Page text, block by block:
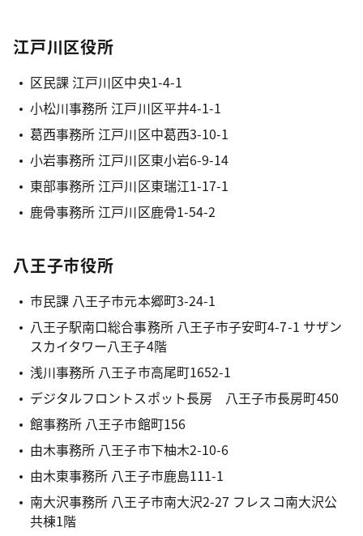
江戸川区役所
区民課 江戸川区中央1-4-1
小松川事務所 江戸川区平井4-1-1
葛西事務所 江戸川区中葛西3-10-1
小岩事務所 江戸川区東小岩6-9-14
東部事務所 江戸川区東瑞江1-17-1
鹿骨事務所 江戸川区鹿骨1-54-2
八王子市役所
市民課 八王子市元本郷町3-24-1
八王子駅南口総合事務所 八王子市子安町4-7-1 サザン
スカイタワー八王子4階
浅川事務所 八王子市高尾町1652-1
デジタルフロントスポット長房 八王子市長房町450
館事務所 八王子市館町156
由木事務所 八王子市下柚木2-10-6
由木東事務所 八王子市鹿島111-1
南大沢事務所 八王子市南大沢2-27 フレスコ南大沢公
共棟1階